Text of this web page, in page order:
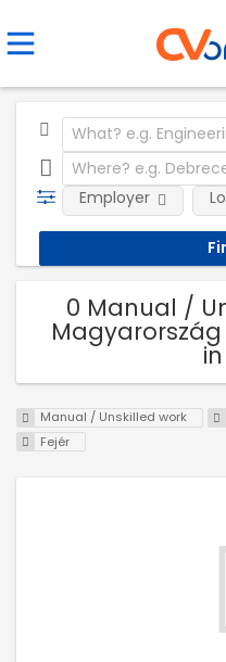
Employer
0 Manual /
Magyarország
Manual / Unskilled work
Fejér